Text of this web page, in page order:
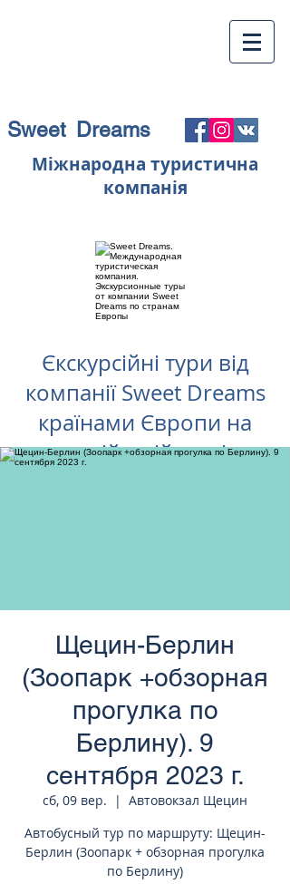
Sweet Dreams
Міжнародна туристична
компанія
Єкскурсійні тури від
компанії Sweet Dreams
країнами Європи на
російській мові
Щецин-Берлин
(Зоопарк +обзорная
прогулка по
Берлину). 9
сентября 2023 г.
сб, 09 вер.
  |
Автовокзал Щецин
Автобусный тур по маршруту: Щецин-
Берлин (Зоопарк + обзорная прогулка
по Берлину)